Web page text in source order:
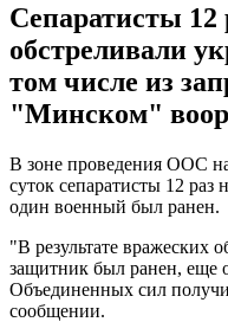
Сепаратисты 12
обстреливали
том числе из
"Минском"
В зоне проведения ООС
суток сепаратисты 12
один военный был ранен.
"В результате вражеских
защитник был ранен, еще
Объединенных сил
сообщении.